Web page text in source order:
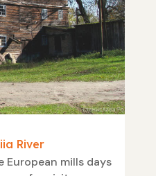
River
European mills days